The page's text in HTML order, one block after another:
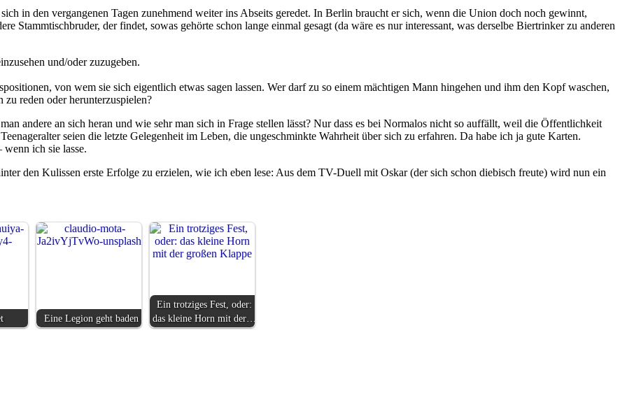
in den vergangenen Tagen zunehmend weiter ins Abseits geredet. In Berlin braucht er sich, wenn die Union doch noch gewinnt,
Stammtischbruder, der findet, sowas gehörte schon lange einmal gesagt (da wäre es nur interessant, was derselbe Biertrinker zu anderen
und/oder zuzugeben.
von wem sie sich eigentlich etwas sagen lassen. Wer darf zu so einem mächtigen Mann hingehen und ihm den Kopf waschen,
reden oder herunterzuspielen?
andere an sich heran und wie sehr man sich in Frage stellen lässt? Nur dass es bei Normalos nicht so auffällt, weil die Öffentlichkeit
seien die letzte Gelegenheit im Leben, die ungeschminkte Wahrheit über sich zu erfahren. Da habe ich ja gute Karten.
ich sie lasse.
den Kulissen erste Erfolge zu erzielen, wie ich eben lese: Aus dem TV-Duell mit Oskar (der sich schon diebisch freute) wird nun ein
Eine Legion geht baden
Ein trotziges Fest, oder:
das kleine Horn mit der…